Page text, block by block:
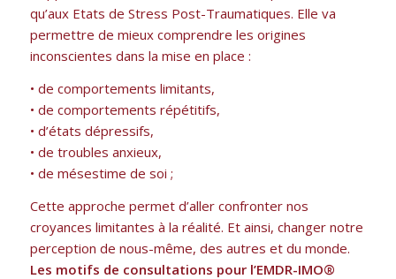
qu’aux Etats de Stress Post-Traumatiques. Elle va
permettre de mieux comprendre les origines
inconscientes dans la mise en place :
• de comportements limitants,
• de comportements répétitifs,
• d’états dépressifs,
• de troubles anxieux,
• de mésestime de soi ;
Cette approche permet d’aller confronter nos
croyances limitantes à la réalité. Et ainsi, changer notre
perception de nous-même, des autres et du monde.
Les motifs de consultations pour l’EMDR-IMO®